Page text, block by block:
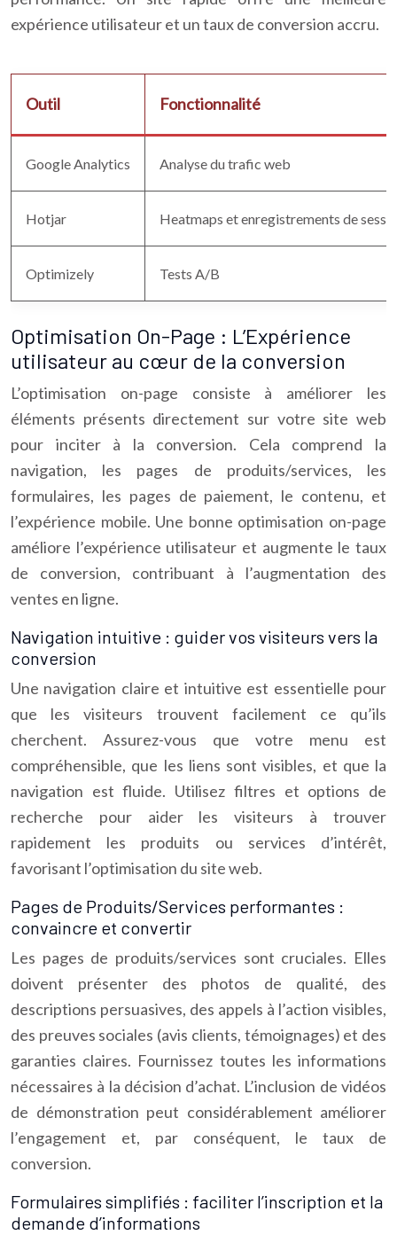
expérience utilisateur et un taux de conversion accru.
Outil Fonctionnalité
Google Analytics Analyse du trafic web
Hotjar Heatmaps et enregistrements de
Optimizely Tests A/B
Optimisation On-Page : L’Expérience
utilisateur au cœur de la conversion
L’optimisation on-page consiste à améliorer les
éléments présents directement sur votre site web
pour inciter à la conversion. Cela comprend la
navigation, les pages de produits/services, les
formulaires, les pages de paiement, le contenu, et
l’expérience mobile. Une bonne optimisation on-page
améliore l’expérience utilisateur et augmente le taux
de conversion, contribuant à l’augmentation des
ventes en ligne.
Navigation intuitive : guider vos visiteurs vers la
conversion
Une navigation claire et intuitive est essentielle pour
que les visiteurs trouvent facilement ce qu’ils
cherchent. Assurez-vous que votre menu est
compréhensible, que les liens sont visibles, et que la
navigation est fluide. Utilisez filtres et options de
recherche pour aider les visiteurs à trouver
rapidement les produits ou services d’intérêt,
favorisant l’optimisation du site web.
Pages de Produits/Services performantes :
convaincre et convertir
Les pages de produits/services sont cruciales. Elles
doivent présenter des photos de qualité, des
descriptions persuasives, des appels à l’action visibles,
des preuves sociales (avis clients, témoignages) et des
garanties claires. Fournissez toutes les informations
nécessaires à la décision d’achat. L’inclusion de vidéos
de démonstration peut considérablement améliorer
l’engagement et, par conséquent, le taux de
conversion.
Formulaires simplifiés : faciliter l’inscription et la
demande d’informations